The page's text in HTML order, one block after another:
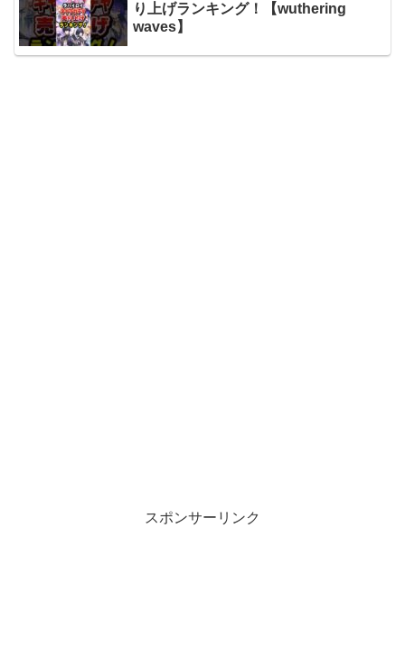
り上げランキング！【wuthering
waves】
スポンサーリンク